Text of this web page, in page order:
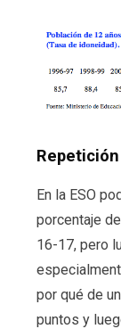
Repetición
En la ESO
porcentaje
16-17, pero
por qué de
puntos y